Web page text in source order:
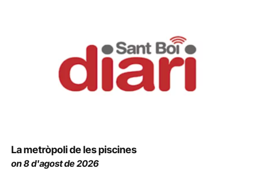
La metròpoli de les piscines
on 8 d'agost de 2026